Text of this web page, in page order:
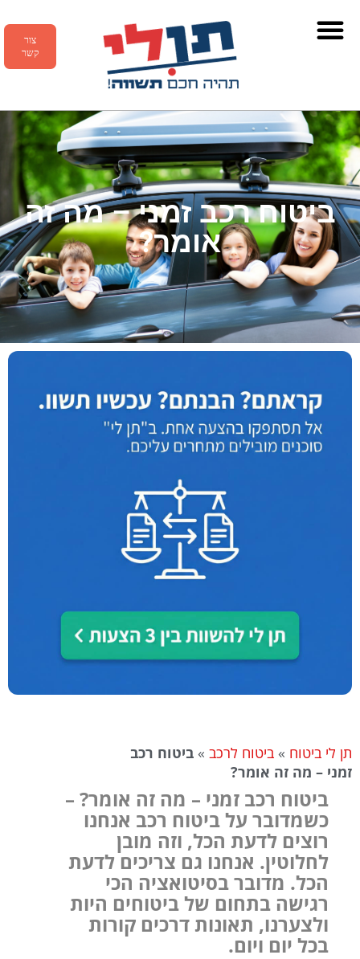
צור
קשר
ביטוח רכב זמני – מה זה
אומר?
תן לי ביטוח » ביטוח לרכב » ביטוח רכב
זמני – מה זה אומר?
ביטוח רכב זמני – מה זה אומר? –
כשמדובר על ביטוח רכב אנחנו
רוצים לדעת הכל, וזה מובן
לחלוטין. אנחנו גם צריכים לדעת
הכל. מדובר בסיטואציה הכי
רגישה בתחום של ביטוחים היות
ולצערנו, תאונות דרכים קורות
בכל יום ויום.